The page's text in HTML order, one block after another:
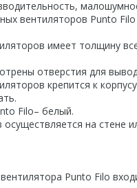
вентиляторов Punto
имеет толщину
отверстия для
крепится к
Filo– белый.
на стене
Punto Filo